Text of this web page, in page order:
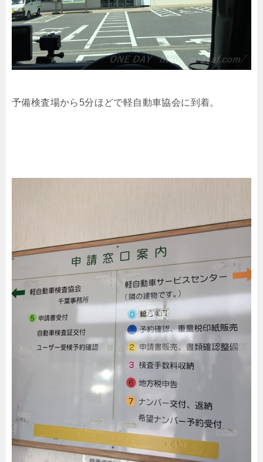
予備検査場から5分ほどで軽自動車協会に到着。